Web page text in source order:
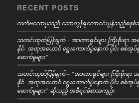
RECENT POSTS
လက်ဗလောမှသည် သောလွန်ရကောင်ေးမွန်သည့်စန
သတင်းထုတ်ပြန်ချက် – အာဏာရှင်များ ကြီးစိုးရာ
နိုင်- အတုအယောင် ရွေးကောက်ပွဲနောက် ပိုင်း စစ်အု
ဖောက်မှုများ”
သတင်းထုတ်ပြန်ချက် – “အာဏာရှင်များ ကြီးစိုးရ
နိုင်- အတုအယောင် ရွေးကောက်ပွဲနောက် ပိုင်း စစ်အု
ဖောက်မှုများ” ဆိုသည့် အစီရင်ခံစာအကျဉ်း